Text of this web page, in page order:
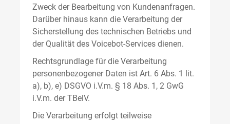
Zweck der Bearbeitung von Kundenanfragen.
Darüber hinaus kann die Verarbeitung der
Sicherstellung des technischen Betriebs und
der Qualität des Voicebot-Services dienen.
Rechtsgrundlage für die Verarbeitung
personenbezogener Daten ist Art. 6 Abs. 1 lit.
a), b), e) DSGVO i.V.m. § 18 Abs. 1, 2 GwG
i.V.m. der TBelV.
Die Verarbeitung erfolgt teilweise